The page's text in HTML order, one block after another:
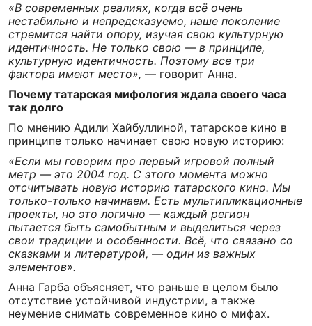
«В современных реалиях, когда всё очень
нестабильно и непредсказуемо, наше поколение
стремится найти опору, изучая свою культурную
идентичность. Не только свою — в принципе,
культурную идентичность. Поэтому все три
фактора имеют место», — говорит Анна.
Почему татарская мифология ждала своего часа
так долго
По мнению Адили Хайбуллиной, татарское кино в
принципе только начинает свою новую историю:
«Если мы говорим про первый игровой полный
метр — это 2004 год. С этого момента можно
отсчитывать новую историю татарского кино. Мы
только-только начинаем. Есть мультипликационные
проекты, но это логично — каждый регион
пытается быть самобытным и выделиться через
свои традиции и особенности. Всё, что связано со
сказками и литературой, — один из важных
элементов».
Анна Гарба объясняет, что раньше в целом было
отсутствие устойчивой индустрии, а также
неумение снимать современное кино о мифах.